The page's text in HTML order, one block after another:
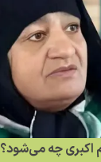
اکبری چه می‌شود؟